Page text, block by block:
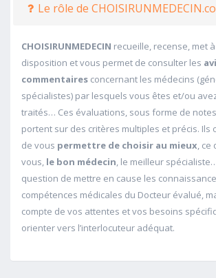
Le rôle de
CHOISIRUNMEDECIN recueille, recense, met
disposition et vous permet de consulter les
commentaires concernant les médecins
spécialistes) par lesquels vous êtes et/ou
traités… Ces évaluations, sous forme de
portent sur des critères multiples et précis. Ils
de vous permettre de choisir au mieux, ce
vous, le bon médecin, le meilleur
question de mettre en cause les
compétences médicales du Docteur évalué,
compte de vos attentes et vos besoins
orienter vers l’interlocuteur adéquat.